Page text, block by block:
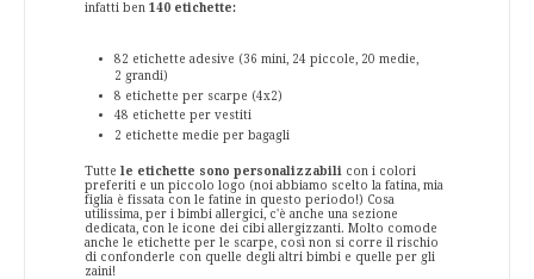
infatti ben 140 etichette:
82 etichette adesive (36 mini, 24 piccole, 20 medie,
2 grandi)
8 etichette per scarpe (4x2)
48 etichette per vestiti
2 etichette medie per bagagli
Tutte le etichette sono personalizzabili con i colori
preferiti e un piccolo logo (noi abbiamo scelto la fatina, mia
figlia è fissata con le fatine in questo periodo!) Cosa
utilissima, per i bimbi allergici, c'è anche una sezione
dedicata, con le icone dei cibi allergizzanti. Molto comode
anche le etichette per le scarpe, così non si corre il rischio
di confonderle con quelle degli altri bimbi e quelle per gli
zaini!